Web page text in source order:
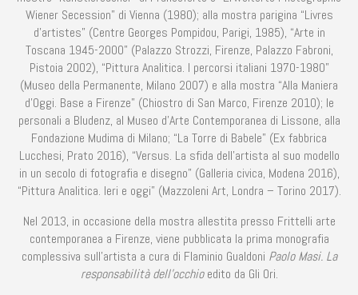
Wiener Secession” di Vienna (1980); alla mostra parigina “Livres
d’artistes” (Centre Georges Pompidou, Parigi, 1985), “Arte in
Toscana 1945-2000” (Palazzo Strozzi, Firenze, Palazzo Fabroni,
Pistoia 2002), “Pittura Analitica. I percorsi italiani 1970-1980”
(Museo della Permanente, Milano 2007) e alla mostra “Alla Maniera
d’Oggi. Base a Firenze” (Chiostro di San Marco, Firenze 2010); le
personali a Bludenz, al Museo d’Arte Contemporanea di Lissone, alla
Fondazione Mudima di Milano; “La Torre di Babele” (Ex fabbrica
Lucchesi, Prato 2016), “Versus. La sfida dell’artista al suo modello
in un secolo di fotografia e disegno” (Galleria civica, Modena 2016),
“Pittura Analitica. Ieri e oggi” (Mazzoleni Art, Londra – Torino 2017).
Nel 2013, in occasione della mostra allestita presso Frittelli arte
contemporanea a Firenze, viene pubblicata la prima monografia
complessiva sull’artista a cura di Flaminio Gualdoni Paolo Masi. La
responsabilità dell’occhioedito da Gli Ori.